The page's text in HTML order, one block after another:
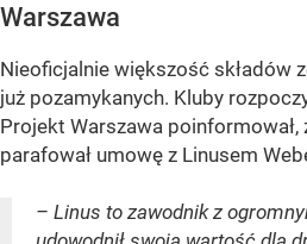
Warszawa
Nieoficjalnie większość składów
już pozamykanych. Kluby
Projekt Warszawa poinformował,
parafował umowę z Linusem
– Linus to zawodnik z